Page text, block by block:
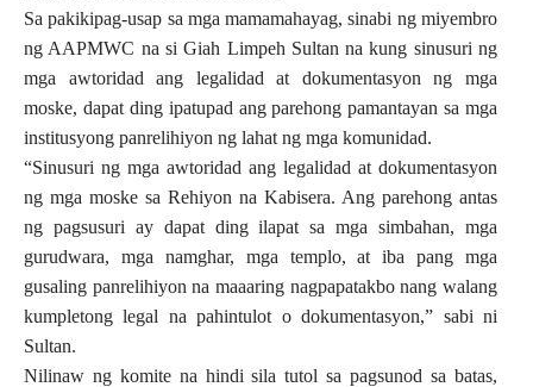
Sa pakikipag-usap sa mga mamamahayag, sinabi ng miyembro
ng AAPMWC na si Giah Limpeh Sultan na kung sinusuri ng
mga awtoridad ang legalidad at dokumentasyon ng mga
moske, dapat ding ipatupad ang parehong pamantayan sa mga
institusyong panrelihiyon ng lahat ng mga komunidad.
“Sinusuri ng mga awtoridad ang legalidad at dokumentasyon
ng mga moske sa Rehiyon na Kabisera. Ang parehong antas
ng pagsusuri ay dapat ding ilapat sa mga simbahan, mga
gurudwara, mga namghar, mga templo, at iba pang mga
gusaling panrelihiyon na maaaring nagpapatakbo nang walang
kumpletong legal na pahintulot o dokumentasyon,” sabi ni
Sultan.
Nilinaw ng komite na hindi sila tutol sa pagsunod sa batas,